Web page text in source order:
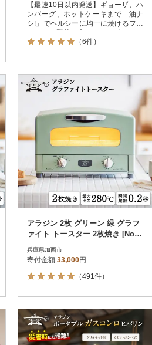
結果を見る（ 1,475件）
【最速10日以内発送】ギョーザ、ハ
ンバーグ、ホットケーキまで「油ナ
シ!」でヘルシーに均一に焼けるフラ
の少しの水でOK!素材の旨味や栄養
ます。アサヒ軽金属工業株式会社
（6件）
アラジン 2枚 グリーン 緑 グラフ
ァイト トースター 2枚焼き [No56
兵庫県加西市
寄付金額 33,000円
（491件）